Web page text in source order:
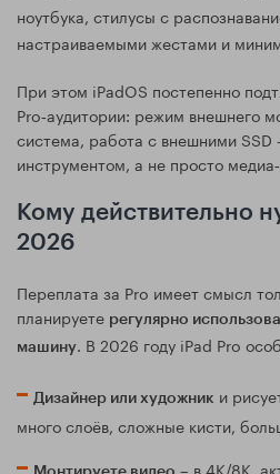
ноутбука, стилусы с
настраиваемыми жестами и
При этом iPadOS постепенно
Pro‑аудитории: режим внешнего
система, работа с внешними SSD
инструментом, а не просто
Кому действительно
2026
Переплата за Pro имеет смысл
планируете регулярно
машину. В 2026 году iPad Pro
Дизайнер или художник и
много слоёв, сложные кисти,
– в 4K/8K,